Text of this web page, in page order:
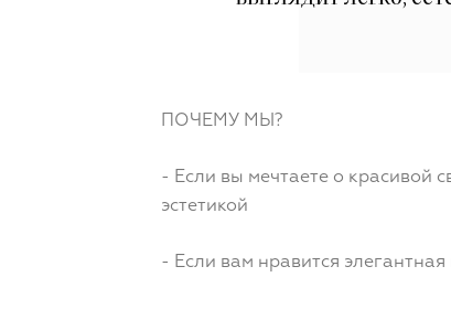
ПОЧЕМУ МЫ?
- Если вы мечтаете о красивой
эстетикой
- Если вам нравится